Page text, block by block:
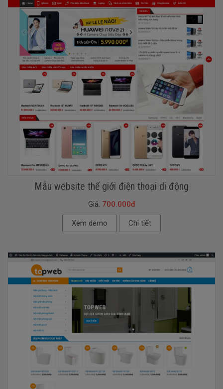
Mẫu website thế giới điện thoại di động
Giá: 700.000đ
Xem demo Chi tiết